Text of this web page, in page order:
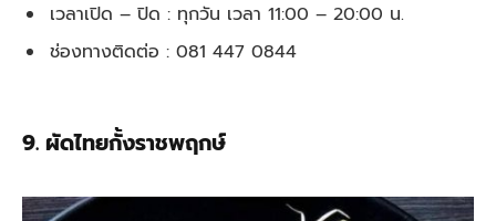
เวลาเปิด – ปิด : ทุกวัน เวลา 11:00 – 20:00 น.
ช่องทางติดต่อ : 081 447 0844
9. ผัดไทยกั้งราชพฤกษ์